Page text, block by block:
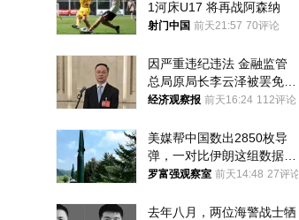
1河床U17 将再战阿森纳
射门中国 前天21:57 70评论
因严重违纪违法 金融监管
总局原局长李云泽被罢免全
国人大代表
经济观察报 前天16:24 112评论
美媒帮中国数出2850枚导
弹，一对比伊朗这组数据，
发现出大事了
罗富强观察室 前天14:48 27评论
去年八月，两位海警战士牺